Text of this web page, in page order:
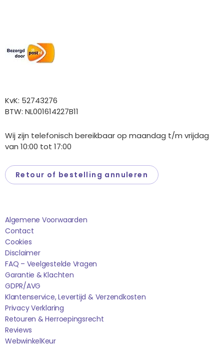
KvK: 52743276
BTW: NL001614227B11
Wij zijn telefonisch bereikbaar op maandag t/m vrijdag
van 10:00 tot 17:00
Retour of bestelling annuleren
Algemene Voorwaarden
Contact
Cookies
Disclaimer
FAQ – Veelgestelde Vragen
Garantie & Klachten
GDPR/AVG
Klantenservice, Levertijd & Verzendkosten
Privacy Verklaring
Retouren & Herroepingsrecht
Reviews
WebwinkelKEur